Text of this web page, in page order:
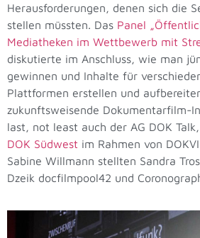
Herausforderungen, denen sich die
stellen müssten. Das Panel
Mediatheken im Wettbewerb mit
diskutierte im Anschluss, wie man
gewinnen und Inhalte für
Plattformen erstellen und
zukunftsweisende Dokumentarfilm-
last, not least auch der AG DOK
DOK Südwest im Rahmen von
Sabine Willmann stellten Sandra
Dzeik docfilmpool42 und